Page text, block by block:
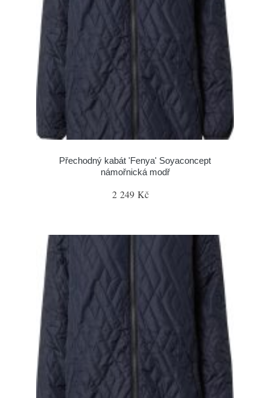
Přechodný kabát 'Fenya' Soyaconcept
námořnická modř
2 249 Kč